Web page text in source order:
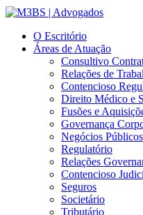
O Escritório
Áreas de Atuação
Consultivo
Relações de
Contencioso
Direito Médico e
Fusões e
Governança
Negócios Públicos
Regulatório
Relações
Contencioso
Seguros
Societário
Tributário